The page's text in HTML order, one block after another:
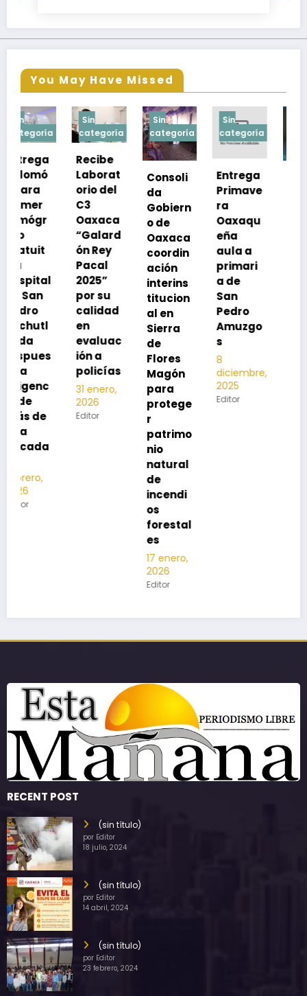
You May Have Missed
Sin
categoría
Recibe
Laborat
orio del
C3
Oaxaca
ón Rey
2025”
por su
calidad
en
evaluac
ión a
policías
31 enero,
2026
Editor
Sin
categoría
Consoli
da
o de
Oaxaca
coordin
ación
interins
titucion
al en
de
Flores
Magón
para
protege
r
Sin
categoría
Entrega
ra
Oaxaqu
eña
aula a
primari
a de
San
Pedro
Amuzgo
8
diciembre,
2025
Editor
Sin
categoría
Exhorta
SSO a
rse de
neumoc
oco
para
preveni
r la
neumon
ía
2025
Editor
RECENT POST
(sin título)
por Editor
18 julio, 2024
(sin título)
por Editor
14 abril, 2024
(sin título)
por Editor
23 febrero, 2024